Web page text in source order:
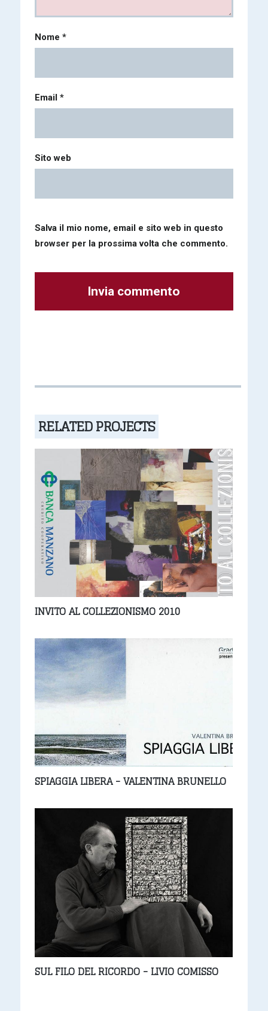
Nome *
Email *
Sito web
Salva il mio nome, email e sito web in questo
browser per la prossima volta che commento.
RELATED PROJECTS
INVITO AL COLLEZIONISMO 2010
SPIAGGIA LIBERA - VALENTINA BRUNELLO
SUL FILO DEL RICORDO - LIVIO COMISSO